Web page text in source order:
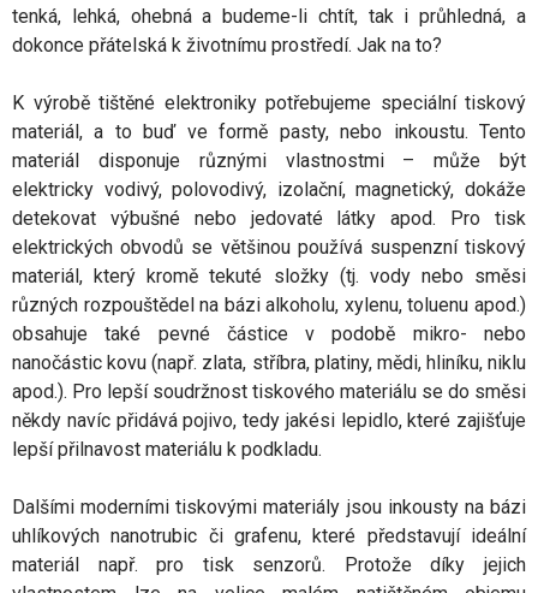
tenká, lehká, ohebná a budeme-li chtít, tak i průhledná, a
dokonce přátelská k životnímu prostředí. Jak na to?
K výrobě tištěné elektroniky potřebujeme speciální tiskový
materiál, a to buď ve formě pasty, nebo inkoustu. Tento
materiál disponuje různými vlastnostmi – může být
elektricky vodivý, polovodivý, izolační, magnetický, dokáže
detekovat výbušné nebo jedovaté látky apod. Pro tisk
elektrických obvodů se většinou používá suspenzní tiskový
materiál, který kromě tekuté složky (tj. vody nebo směsi
různých rozpouštědel na bázi alkoholu, xylenu, toluenu apod.)
obsahuje také pevné částice v podobě mikro- nebo
nanočástic kovu (např. zlata, stříbra, platiny, mědi, hliníku, niklu
apod.). Pro lepší soudržnost tiskového materiálu se do směsi
někdy navíc přidává pojivo, tedy jakési lepidlo, které zajišťuje
lepší přilnavost materiálu k podkladu.
Dalšími moderními tiskovými materiály jsou inkousty na bázi
uhlíkových nanotrubic či grafenu, které představují ideální
materiál např. pro tisk senzorů. Protože díky jejich